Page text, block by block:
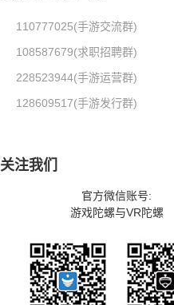
110777025(手游交流群)
108587679(求职招聘群)
228523944(手游运营群)
128609517(手游发行群)
关注我们
官方微信账号:
游戏陀螺与VR陀螺